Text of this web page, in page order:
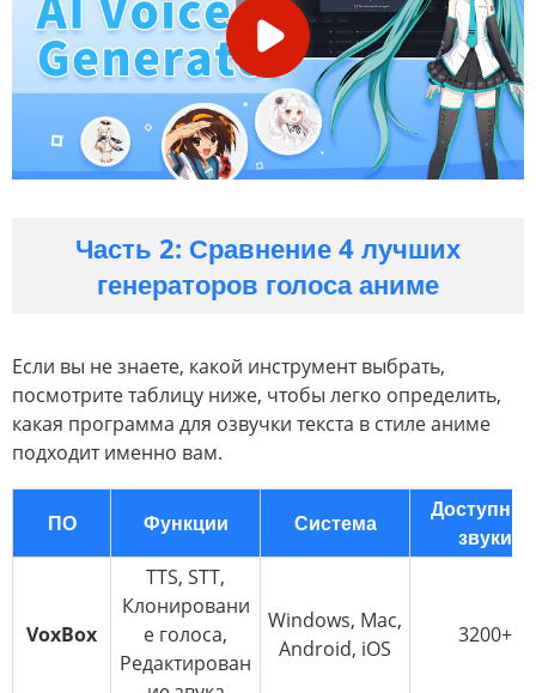
Часть 2: Сравнение 4 лучших
генераторов голоса аниме
Если вы не знаете, какой инструмент выбрать,
посмотрите таблицу ниже, чтобы легко определить,
какая программа для озвучки текста в стиле аниме
подходит именно вам.
ПО Функции Система
звуки
VoxBox
TTS, STT,
Клонировани
е голоса,
Редактирован
Windows, Mac,
Android, iOS
3200+